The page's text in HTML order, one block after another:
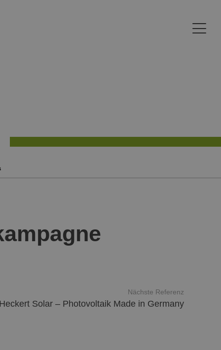
Nächste Referenz
Heckert Solar – Photovoltaik Made in Germany